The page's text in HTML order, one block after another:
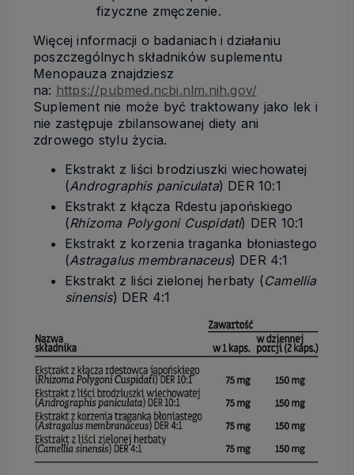
fizyczne zmęczenie.
Więcej informacji o badaniach i działaniu
poszczególnych składników suplementu
Menopauza znajdziesz
na: https://pubmed.ncbi.nlm.nih.gov/
Suplement nie może być traktowany jako lek i
nie zastępuje zbilansowanej diety ani
zdrowego stylu życia.
Ekstrakt z liści brodziuszki wiechowatej
(Andrographis paniculata) DER 10:1
Ekstrakt z kłącza Rdestu japońskiego
(Rhizoma Polygoni Cuspidati) DER 10:1
Ekstrakt z korzenia traganka błoniastego
(Astragalus membranaceus) DER 4:1
Ekstrakt z liści zielonej herbaty (Camellia
sinensis) DER 4:1